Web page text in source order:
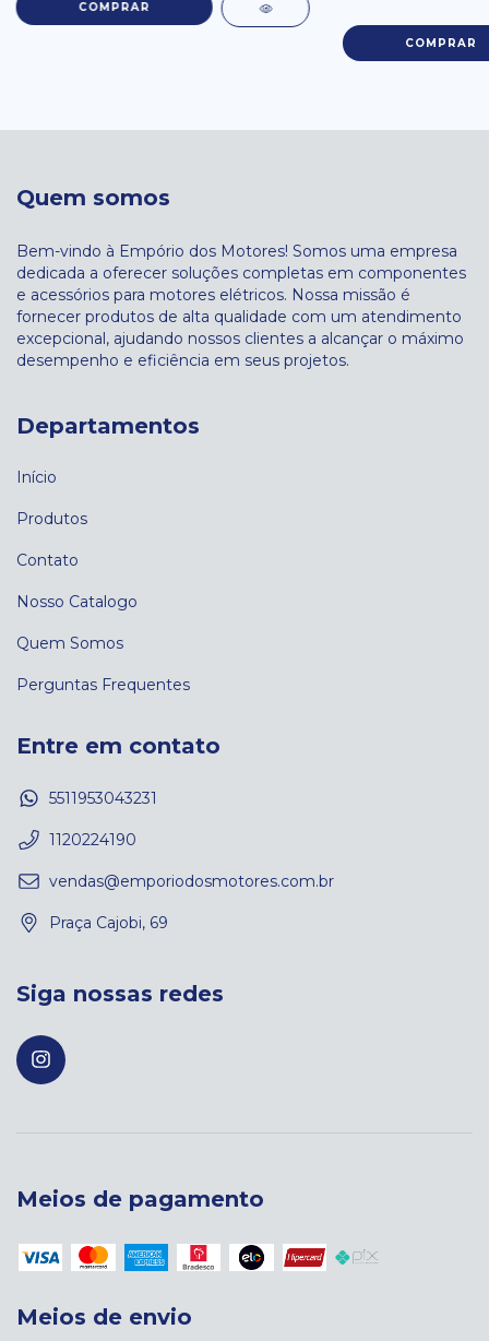
Quem somos
Bem-vindo à Empório dos Motores! Somos uma empresa
dedicada a oferecer soluções completas em componentes
e acessórios para motores elétricos. Nossa missão é
fornecer produtos de alta qualidade com um atendimento
excepcional, ajudando nossos clientes a alcançar o máximo
desempenho e eficiência em seus projetos.
Departamentos
Início
Produtos
Contato
Nosso Catalogo
Quem Somos
Perguntas Frequentes
Entre em contato
5511953043231
1120224190
vendas@emporiodosmotores.com.br
Praça Cajobi, 69
Siga nossas redes
Meios de pagamento
Meios de envio